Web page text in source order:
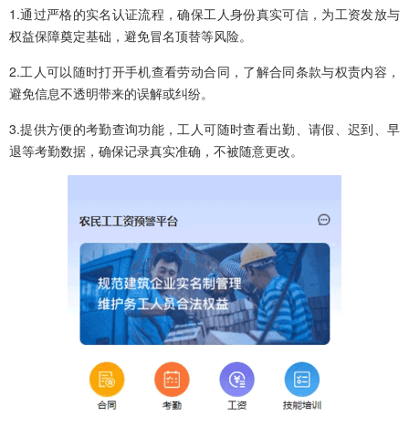
1.通过严格的实名认证流程，确保工人身份真实可信，为工资发放与
权益保障奠定基础，避免冒名顶替等风险。
2.工人可以随时打开手机查看劳动合同，了解合同条款与权责内容，
避免信息不透明带来的误解或纠纷。
3.提供方便的考勤查询功能，工人可随时查看出勤、请假、迟到、早
退等考勤数据，确保记录真实准确，不被随意更改。